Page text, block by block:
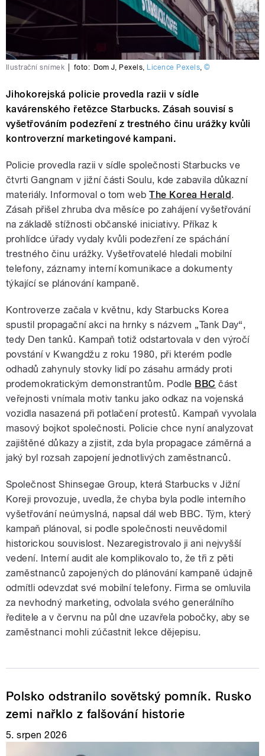
Ilustrační snímek foto: Dom J ,Pexels Licence Pexels ©
Jihokorejská policie provedla razii v sídle
kavárenského řetězce Starbucks. Zásah souvisí s
vyšetřováním podezření z trestného činu urážky kvůli
kontroverzní marketingové kampani.
Policie provedla razii v sídle společnosti Starbucks ve
čtvrti Gangnam v jižní části Soulu, kde zabavila důkazní
materiály. Informoval o tom webThe Korea Herald.
Zásah přišel zhruba dva měsíce po zahájení vyšetřování
na základě stížnosti občanské iniciativy. Příkaz k
prohlídce úřady vydaly kvůli podezření ze spáchání
trestného činu urážky. Vyšetřovatelé hledali mobilní
telefony, záznamy interní komunikace a dokumenty
týkající se plánování kampaně.
Kontroverze začala v květnu, kdy Starbucks Korea
spustil propagační akci na hrnky s názvem „Tank Day“,
tedy Den tanků. Kampaň totiž odstartovala v den výročí
povstání v Kwangdžu z roku 1980, při kterém podle
odhadů zahynuly stovky lidí po zásahu armády proti
prodemokratickým demonstrantům. Podle BBC část
veřejnosti vnímala motiv tanku jako odkaz na vojenská
vozidla nasazená při potlačení protestů. Kampaň vyvolala
masový bojkot společnosti. Policie chce nyní analyzovat
zajištěné důkazy a zjistit, zda byla propagace záměrná a
jaký byl rozsah zapojení jednotlivých zaměstnanců.
Společnost Shinsegae Group, která Starbucks v Jižní
Koreji provozuje, uvedla, že chyba byla podle interního
vyšetřování neúmyslná, napsal dál web BBC. Tým, který
kampaň plánoval, si podle společnosti neuvědomil
historickou souvislost. Nezaregistrovalo ji ani nejvyšší
vedení. Interní audit ale komplikovalo to, že tři z pěti
zaměstnanců zapojených do plánování kampaně údajně
odmítli odevzdat své mobilní telefony. Firma se omluvila
za nevhodný marketing, odvolala svého generálního
ředitele a v červnu na půl dne uzavřela pobočky, aby se
zaměstnanci mohli zúčastnit lekce dějepisu.
Polsko odstranilo sovětský pomník. Rusko
zemi nařklo z falšování historie
5. srpen 2026